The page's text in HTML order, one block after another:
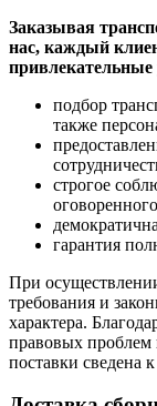
Заказывая
нас, каждый
привлекательные
подбор
также
строгое
гарантия
При
требования и
характера.
правовых проблем
поставки сведена